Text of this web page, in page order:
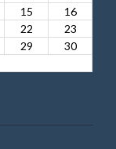
15
16
22
23
29
30